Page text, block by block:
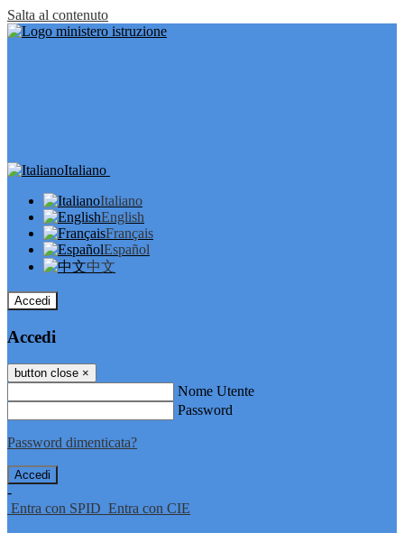
Salta al contenuto
Italiano
Italiano
English
Français
Español
中文
Accedi
Accedi
button close ×
Nome Utente
Password
Password dimenticata?
-
Entra con SPID Entra con CIE